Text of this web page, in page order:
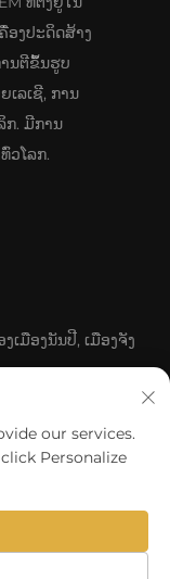
ອງປະດິດສ້າງ
ນຕີຂຶ້ນຮູບ
ເລເຊີ, ການ
ກ. ມີການ
ວໂລກ.
ເມືອງນັນປີ, ເມືອງຈັງ
Supply
our services.
Personalize